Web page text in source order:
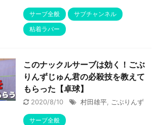
サーブ全般
サブチャンネル
粘着ラバー
このナックルサーブは効く！ごぶ
りんずじゅん君の必殺技を教えて
もらった【卓球】
2020/8/10 村田雄平 ごぶりんず
サーブ全般